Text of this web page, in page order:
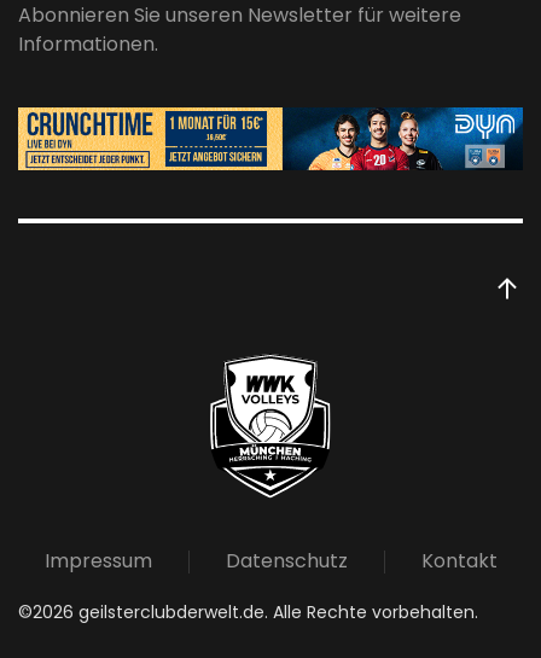
Abonnieren Sie unseren Newsletter für weitere
Informationen.
Impressum Datenschutz Kontakt
©2026 geilsterclubderwelt.de. Alle Rechte vorbehalten.